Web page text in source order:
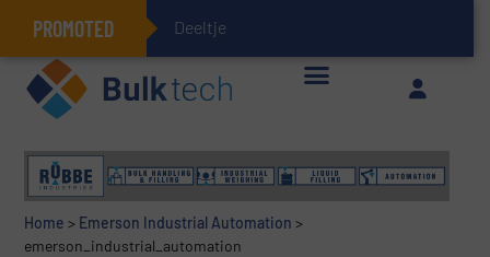
PROMOTED Deeltjesmechanic
Home > Emerson Industrial Automation >
emerson_industrial_automation